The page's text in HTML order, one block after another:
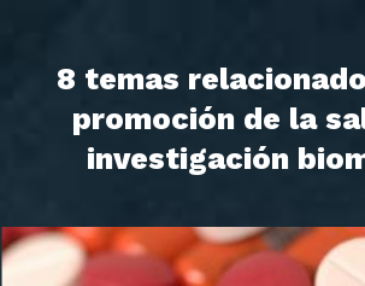
8 temas
promoción de la
investigación